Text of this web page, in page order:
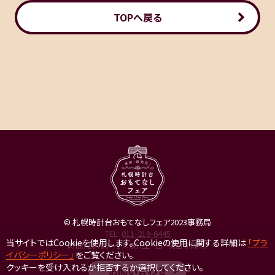
TOPへ戻る
© 札幌時計台おもてなしフェア2023事務局
TEL: 011-219-6445
時間: 10：00～17：00（土・日・祝日を除く）
お問い合わせ
当サイトではCookieを使用します。Cookieの使用に関する詳細は 「プラ
イバシーポリシー」 をご覧ください。
クッキーを受け入れるか拒否するか選択してください。